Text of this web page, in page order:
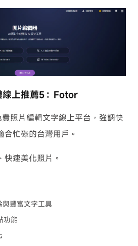
線上推薦5：Fotor
照片編輯文字線上平台，強調快
忙碌的台灣用戶。
快速美化照片。
豐富文字工具
功能